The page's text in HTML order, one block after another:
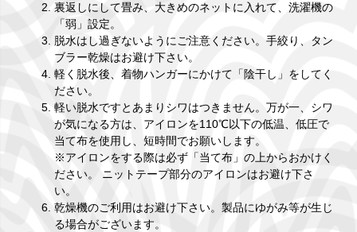
裏返しにして畳み、大きめのネットに入れて、洗濯機の
「弱」設定。
脱水はし過ぎないようにご注意ください。手絞り、タン
ブラー乾燥はお避け下さい。
軽く脱水後、着物ハンガーにかけて「陰干し」をしてく
ださい。
軽い脱水ですとあまりシワはつきません。万が一、シワ
が気になる方は、アイロンを110℃以下の低温、低圧で
当て布を使用し、短時間でお願いします。
※アイロンをする際は必ず「当て布」の上からおかけく
ださい。 ニットテープ部分のアイロンはお避け下さ
い。
乾燥機のご利用はお避け下さい。製品にゆがみ等が生じ
る場合がございます。